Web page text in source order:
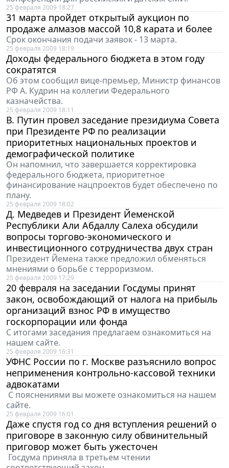
25 февраля 2009 18:27
31 марта пройдет открытый аукцион по
продаже алмазов массой 10,8 карата и более
Срок окончания подачи заявок - 13 марта.
25 февраля 2009 18:19
Доходы федерального бюджета в этом году
сократятся
Об этом сообщил вице-премьер, Министр финансов
РФ А. Кудрин на коллегии Федерального
казначейства.
25 февраля 2009 18:11
В. Путин провел заседание президиума Совета
при Президенте РФ по реализации
приоритетных национальных проектов и
демографической политике
Он напомнил, что завершается корректировка
федерального бюджета, приоритетное
финансирование нацпроектов будет обеспечено по
плану.
25 февраля 2009 18:02
Д. Медведев и Президент Йеменской
Республики Али Абдаллу Салеха обсудили
вопросы торгово-экономического и
инвестиционного сотрудничества двух стран
Президент Йемена также предложил обменяться
мнениями о борьбе с терроризмом.
25 февраля 2009 17:29
20 февраля на заседании Госдумы принят
закон, освобождающий от налога на прибыль
организаций взнос РФ в имущество
госкорпорации или фонда
С итогами заседания предлагаем ознакомиться на
нашем сайте.
25 февраля 2009 16:31
УФНС России по г. Москве разъяснило вопрос
неприменения контрольно-кассовой техники
адвокатами
С пояснениями вы можете ознакомиться на нашем
сайте.
25 февраля 2009 16:01
Даже спустя год со дня вступления решений о
приговоре в законную силу обвинительный
приговор может быть ужесточен
Госдума приняла в третьем чтении